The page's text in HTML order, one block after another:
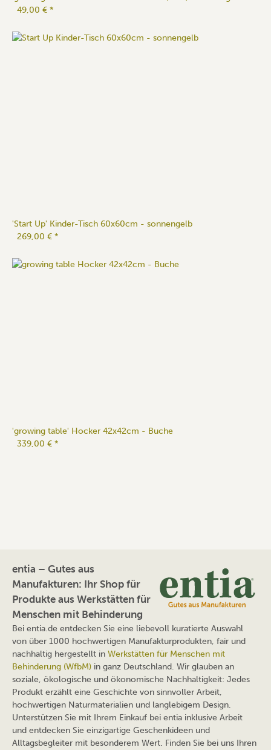
49,00 € *
'Start Up' Kinder-Tisch 60x60cm - sonnengelb
269,00 € *
'growing table' Hocker 42x42cm - Buche
339,00 € *
entia – Gutes aus
Manufakturen: Ihr Shop für
Produkte aus Werkstätten für
Menschen mit Behinderung
Bei entia.de entdecken Sie eine liebevoll kuratierte Auswahl
von über 1000 hochwertigen Manufakturprodukten, fair und
nachhaltig hergestellt in Werkstätten für Menschen mit
Behinderung (WfbM) in ganz Deutschland. Wir glauben an
soziale, ökologische und ökonomische Nachhaltigkeit: Jedes
Produkt erzählt eine Geschichte von sinnvoller Arbeit,
hochwertigen Naturmaterialien und langlebigem Design.
Unterstützen Sie mit Ihrem Einkauf bei entia inklusive Arbeit
und entdecken Sie einzigartige Geschenkideen und
Alltagsbegleiter mit besonderem Wert. Finden Sie bei uns Ihren